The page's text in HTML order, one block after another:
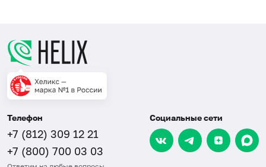
Телефон
+7 (812) 309 12 21
+7 (800) 700 03 03
Социальные сети